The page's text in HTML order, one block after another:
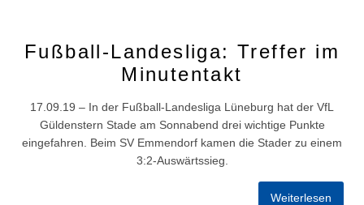
Fußball-Landesliga: Treffer im
Minutentakt
17.09.19 – In der Fußball-Landesliga Lüneburg hat der VfL
Güldenstern Stade am Sonnabend drei wichtige Punkte
eingefahren. Beim SV Emmendorf kamen die Stader zu einem
3:2-Auswärtssieg.
Weiterlesen